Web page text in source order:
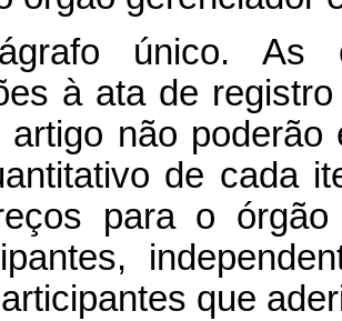
único. As
à ata de
artigo não poderão
de cada
para o
que